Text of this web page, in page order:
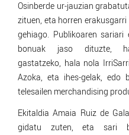
Osinberde ur-jauzian
zituen, eta horren
gehiago. Publikoaren
bonuak jaso dituzte,
gastatzeko, hala nola
Azoka, eta ihes-gelak, edo
telesailen merchandising
Ekitaldia Amaia Ruiz de
gidatu zuten, eta sari